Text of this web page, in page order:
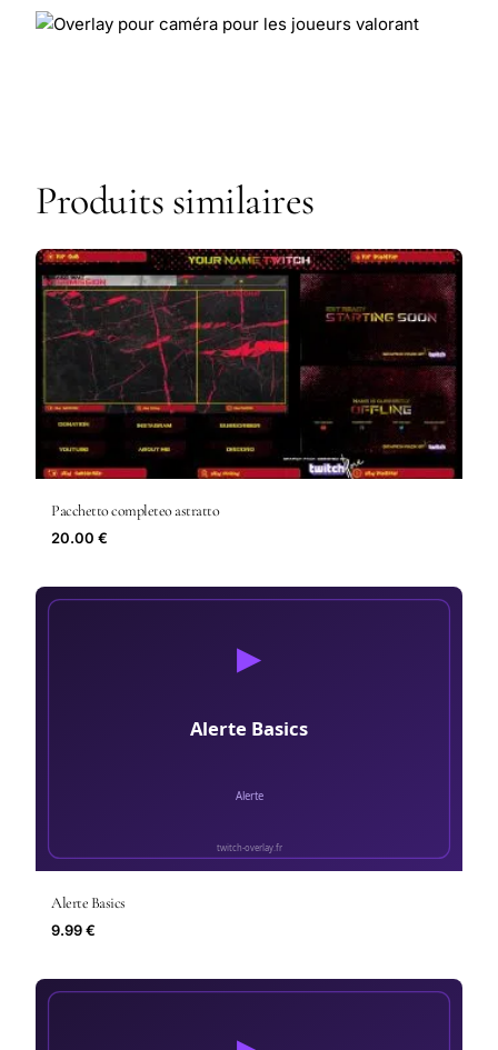
Produits similaires
Pacchetto completeo astratto
20.00 €
Alerte Basics
9.99 €